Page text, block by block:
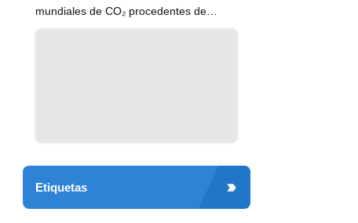
mundiales de CO₂ procedentes de
combustibles fósiles han alcanzado un
Etiquetas